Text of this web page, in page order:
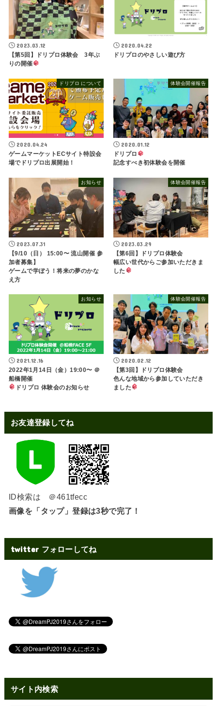
2023.03.12
【第5回】ドリプロ体験会 3年ぶ
りの開催
2020.04.22
ドリプロのやさしい遊び方
ドリプロ について
2020.04.24
ゲームマーケットECサイト特設会
場でドリプロ出展開始！
体験会開催報告
2020.01.12
ドリプロ
記念すべき初体験会を開催
お知らせ
2023.07.31
【9/10（日） 15:00〜 流山開催 参
加者募集】
ゲームで学ぼう！将来の夢のかな
え方
体験会開催報告
2023.03.29
【第6回】ドリプロ体験会
幅広い世代からご参加いただきま
した
お知らせ
2021.12.16
2022年1月14日（金）19:00〜 ＠
船橋開催
ドリプロ 体験会のお知らせ
体験会開催報告
2020.02.12
【第3回】ドリプロ体験会
色んな地域から参加していただき
ました
お友達登録してね
ID検索は ＠461tfecc
画像を「タップ」登録は3秒で完了！
twitter フォローしてね
サイト内検索